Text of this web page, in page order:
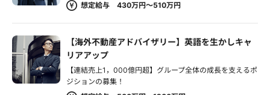
想定給与 430万円～510万円
【海外不動産アドバイザリー】英語を生かしキャ
リアアップ
【連結売上1，000億円超】グループ全体の成長を支えるポ
ジションの募集！